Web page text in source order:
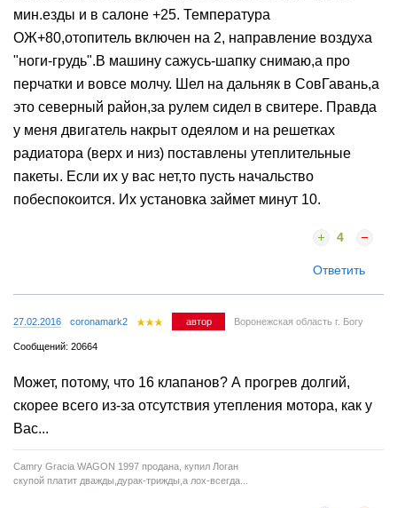
мин.езды и в салоне +25. Температура
ОЖ+80,отопитель включен на 2, направление воздуха
"ноги-грудь".В машину сажусь-шапку снимаю,а про
перчатки и вовсе молчу. Шел на дальняк в СовГавань,а
это северный район,за рулем сидел в свитере. Правда
у меня двигатель накрыт одеялом и на решетках
радиатора (верх и низ) поставлены утеплительные
пакеты. Если их у вас нет,то пусть начальство
побеспокоится. Их установка займет минут 10.
4
Ответить
27.02.2016 coronamark2 автор Воронежская область г. Богу
Сообщений: 20664
Может, потому, что 16 клапанов? А прогрев долгий,
скорее всего из-за отсутствия утепления мотора, как у
Вас...
Camry Gracia WAGON 1997 продана, купил Логан
скупой платит дважды,дурак-трижды,а лох-всегда...